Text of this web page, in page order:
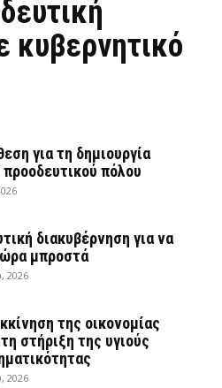
κυβερνητικό
για τη δημιουργία
προοδευτικού πόλου
διακυβέρνηση για να
μπροστά
2026
της οικονομίας
στήριξη της υγιούς
2026